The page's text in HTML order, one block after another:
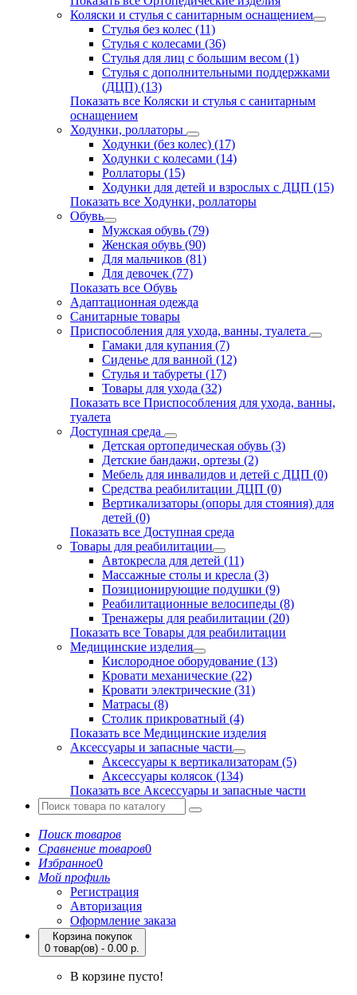
Коляски и стулья с санитарным оснащением
Стулья без колес (11)
Стулья с колесами (36)
Стулья для лиц с большим весом (1)
Стулья с дополнительными поддержками
(ДЦП) (13)
Показать все Коляски и стулья с санитарным
оснащением
Ходунки, роллаторы
Ходунки (без колес) (17)
Ходунки с колесами (14)
Роллаторы (15)
Ходунки для детей и взрослых с ДЦП (15)
Показать все Ходунки, роллаторы
Обувь
Мужская обувь (79)
Женская обувь (90)
Для мальчиков (81)
Для девочек (77)
Показать все Обувь
Адаптационная одежда
Санитарные товары
Приспособления для ухода, ванны, туалета
Гамаки для купания (7)
Сиденье для ванной (12)
Стулья и табуреты (17)
Товары для ухода (32)
Показать все Приспособления для ухода, ванны,
туалета
Доступная среда
Детская ортопедическая обувь (3)
Детские бандажи, ортезы (2)
Мебель для инвалидов и детей с ДЦП (0)
Средства реабилитации ДЦП (0)
Вертикализаторы (опоры для стояния) для
детей (0)
Показать все Доступная среда
Товары для реабилитации
Автокресла для детей (11)
Массажные столы и кресла (3)
Позиционирующие подушки (9)
Реабилитационные велосипеды (8)
Тренажеры для реабилитации (20)
Показать все Товары для реабилитации
Медицинские изделия
Кислородное оборудование (13)
Кровати механические (22)
Кровати электрические (31)
Матрасы (8)
Столик прикроватный (4)
Показать все Медицинские изделия
Аксессуары и запасные части
Аксессуары к вертикализаторам (5)
Аксессуары колясок (134)
Показать все Аксессуары и запасные части
Поиск товаров
Сравнение товаров0
Избранное0
Мой профиль
Регистрация
Авторизация
Оформление заказа
Корзина покупок
0 товар(ов) - 0.00 р.
В корзине пусто!